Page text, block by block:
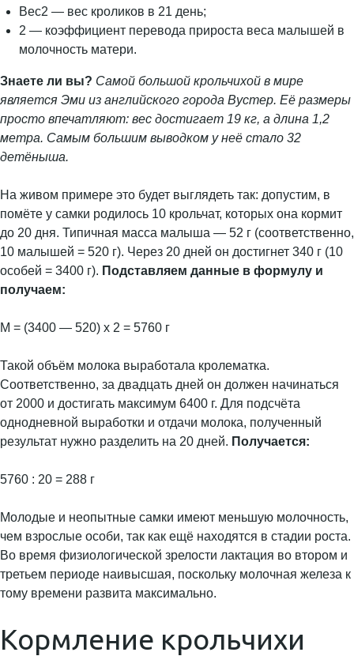
Вес2 — вес кроликов в 21 день;
2 — коэффициент перевода прироста веса малышей в
молочность матери.
Знаете ли вы? Самой большой крольчихой в мире
является Эми из английского города Вустер. Её размеры
просто впечатляют: вес достигает 19 кг, а длина 1,2
метра. Самым большим выводком у неё стало 32
детёныша.
На живом примере это будет выглядеть так: допустим, в
помёте у самки родилось 10 крольчат, которых она кормит
до 20 дня. Типичная масса малыша — 52 г (соответственно,
10 малышей = 520 г). Через 20 дней он достигнет 340 г (10
особей = 3400 г). Подставляем данные в формулу и
получаем:
М = (3400 — 520) х 2 = 5760 г
Такой объём молока выработала кролематка.
Соответственно, за двадцать дней он должен начинаться
от 2000 и достигать максимум 6400 г. Для подсчёта
однодневной выработки и отдачи молока, полученный
результат нужно разделить на 20 дней. Получается:
5760 : 20 = 288 г
Молодые и неопытные самки имеют меньшую молочность,
чем взрослые особи, так как ещё находятся в стадии роста.
Во время физиологической зрелости лактация во втором и
третьем периоде наивысшая, поскольку молочная железа к
тому времени развита максимально.
Кормление крольчихи